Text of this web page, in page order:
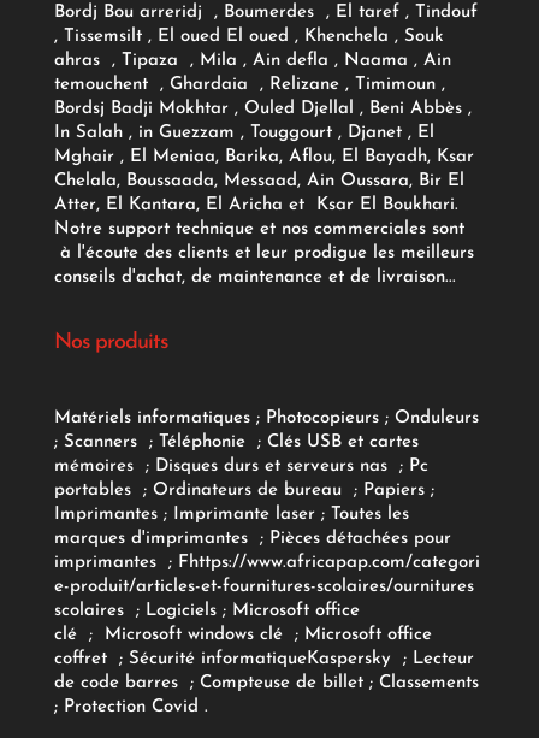
Bordj Bou arreridj , Boumerdes , El taref , Tindouf
, Tissemsilt , El oued El oued , Khenchela , Souk
ahras , Tipaza , Mila , Ain defla , Naama , Ain
temouchent , Ghardaia , Relizane , Timimoun ,
Bordsj Badji Mokhtar , Ouled Djellal , Beni Abbès ,
In Salah , in Guezzam , Touggourt , Djanet , El
Mghair , El Meniaa, Barika, Aflou, El Bayadh, Ksar
Chelala, Boussaada, Messaad, Ain Oussara, Bir El
Atter, El Kantara, El Aricha et Ksar El Boukhari.
Notre support technique et nos commerciales sont
à l'écoute des clients et leur prodigue les meilleurs
conseils d'achat, de maintenance et de livraison...
Nos produits
Matériels informatiques; Photocopieurs; Onduleurs
; Scanners ; Téléphonie ; Clés USB et cartes
mémoires
; Disques durs et serveurs nas ; Pc
portables
; Ordinateurs de bureau ; Papiers;
Imprimantes;Imprimante laser; Toutes les
marques d'imprimantes
; Pièces détachées pour
imprimantes
; F https://www.africapap.com/categori
e-produit/articles-et-fournitures-scolaires/ournitures
scolaires; Logiciels ; Microsoft office
clé
; Microsoft windows clé; Microsoft office
coffret ; Sécurité informatiqueKaspersky ; Lecteur
de code barres
; Compteuse de billet; Classements
; Protection Covid .